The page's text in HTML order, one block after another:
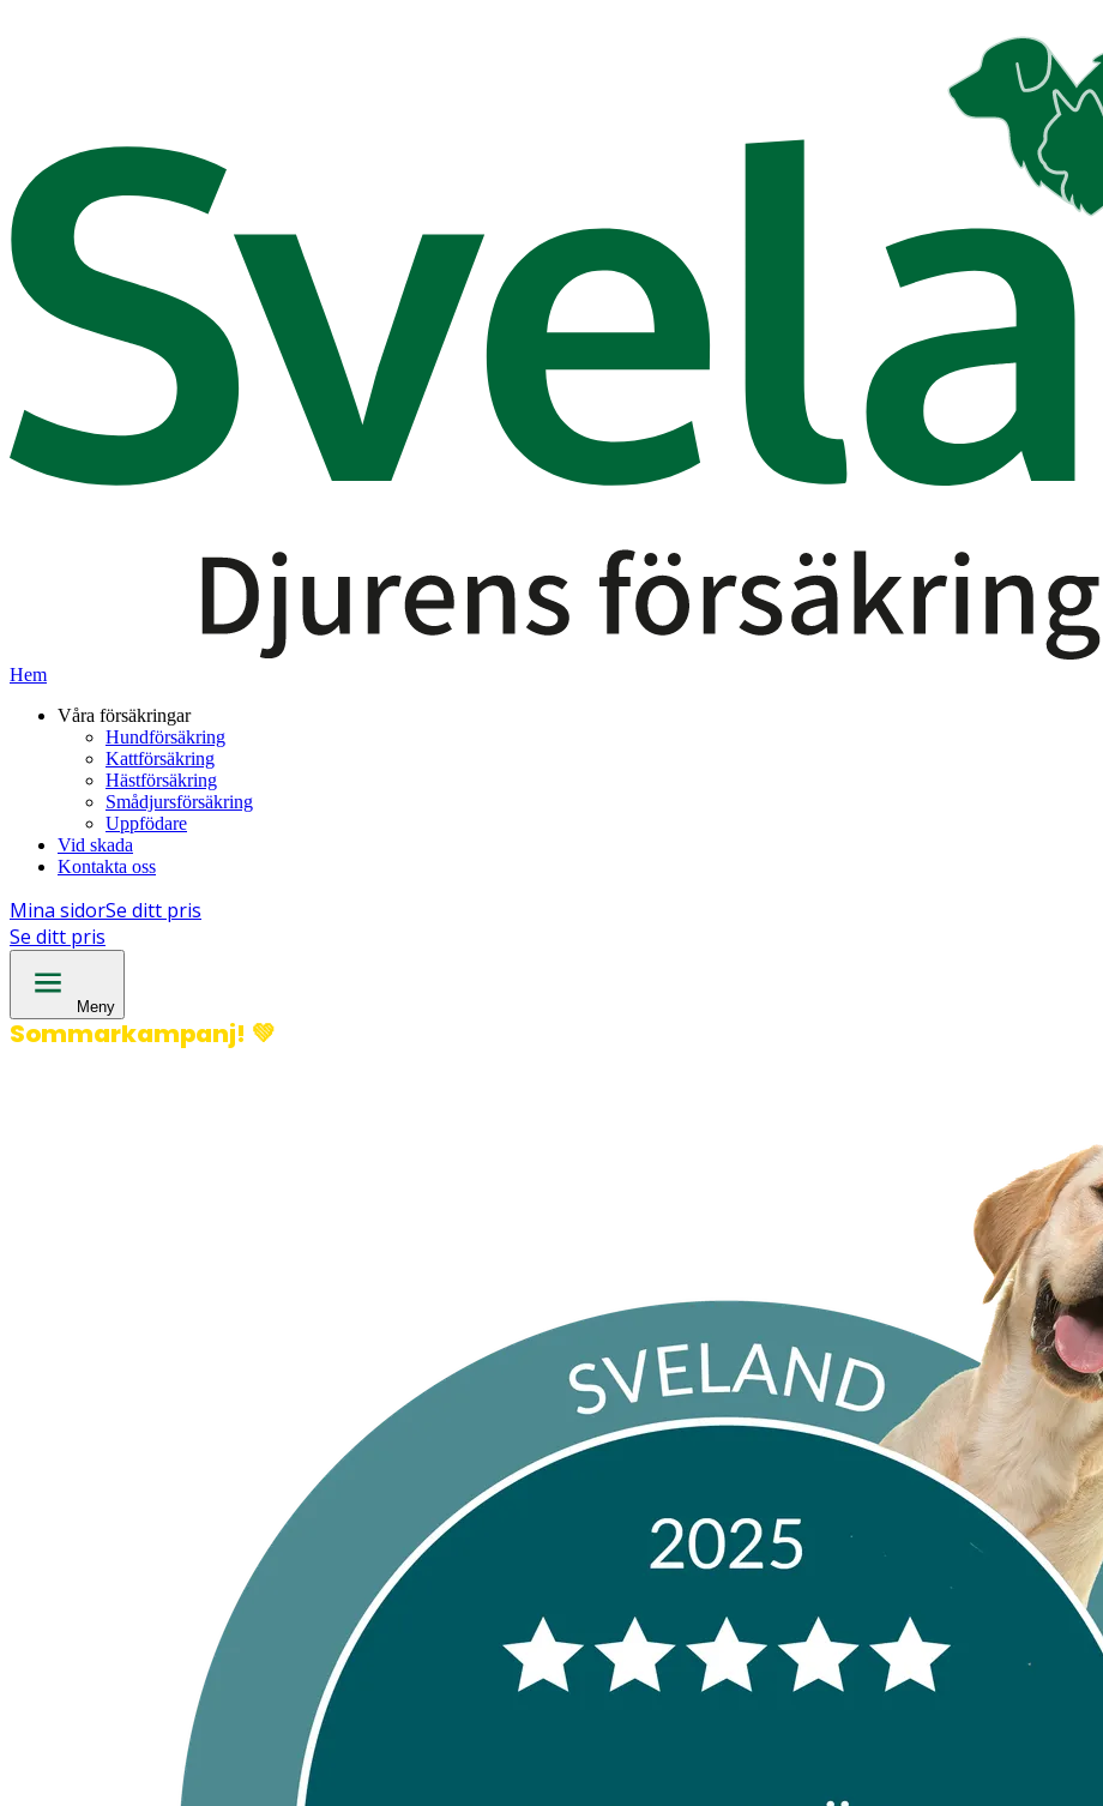
Hem
Våra försäkringar
Hundförsäkring
Kattförsäkring
Hästförsäkring
Smådjursförsäkring
Uppfödare
Vid skada
Kontakta oss
Mina sidorSe ditt pris
Se ditt pris
Meny
Sommarkampanj! 💚